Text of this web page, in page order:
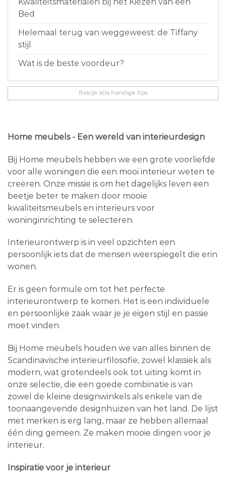
Bed
Helemaal terug van weggeweest: de Tiffany
stijl
Wat is de beste voordeur?
Bekijk alle handige tips
Home meubels - Een wereld van interieurdesign
Bij Home meubels hebben we een grote voorliefde
voor alle woningen die een mooi interieur weten te
creëren. Onze missie is om het dagelijks leven een
beetje beter te maken door mooie
kwaliteitsmeubels en interieurs voor
woninginrichting te selecteren.
Interieurontwerp is in veel opzichten een
persoonlijk iets dat de mensen weerspiegelt die erin
wonen.
Er is geen formule om tot het perfecte
interieurontwerp te komen. Het is een individuele
en persoonlijke zaak waar je je eigen stijl en passie
moet vinden.
Bij Home meubels houden we van alles binnen de
Scandinavische interieurfilosofie, zowel klassiek als
modern, wat grotendeels ook tot uiting komt in
onze selectie, die een goede combinatie is van
zowel de kleine designwinkels als enkele van de
toonaangevende designhuizen van het land. De lijst
met merken is erg lang, maar ze hebben allemaal
één ding gemeen. Ze maken mooie dingen voor je
interieur.
Inspiratie voor je interieur